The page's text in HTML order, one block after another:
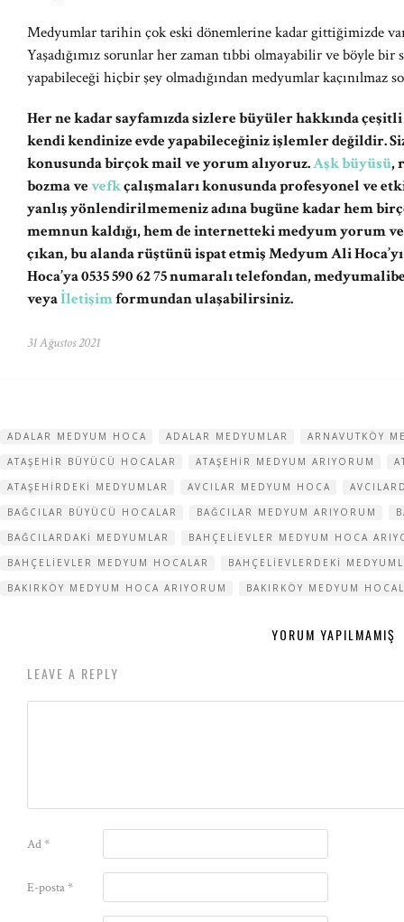
Medyumlar tarihin çok eski dönemlerine kadar gittiğimizde
Yaşadığımız sorunlar her zaman tıbbi olmayabilir ve böyle bir
yapabileceği hiçbir şey olmadığından medyumlar kaçınılmaz
Her ne kadar sayfamızda sizlere büyüler hakkında
kendi kendinize evde yapabileceğiniz işlemler değildir.
konusunda birçok mail ve yorum alıyoruz.Aşk büyüsü,
bozma vevefkçalışmaları konusunda profesyonel ve
yanlış yönlendirilmemeniz adına bugüne kadar hem
memnun kaldığı, hem de internetteki medyum yorum
çıkan, bu alanda rüştünü ispat etmiş Medyum Ali
Hoca’ya 0535 590 62 75 numaralı telefondan,
veyaİletişimformundan ulaşabilirsiniz.
31 Ağustos 2021
ADALAR MEDYUM HOCA ADALAR MEDYUMLAR
ARNAVUTKÖY
ATAŞEHIR BÜYÜCÜ HOCALAR
ATAŞEHIR MEDYUM ARIYORUM
ATAŞEHIRDEKI MEDYUMLAR
AVCILAR MEDYUM HOCA
BAĞCILAR BÜYÜCÜ HOCALAR
BAĞCILAR MEDYUM ARIYORUM
BAĞCILARDAKI MEDYUMLAR
BAHÇELIEVLER MEDYUM HOCA
BAHÇELIEVLER MEDYUM HOCALAR
BAHÇELIEVLERDEKI
BAKIRKÖY MEDYUM HOCA ARIYORUM
BAKIRKÖY MEDYUM
YORUM YAPILMAMIŞ
LEAVE A REPLY
Ad*
E-posta*